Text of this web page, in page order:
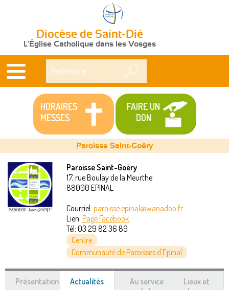
Diocèse de Saint-Dié
L'Église Catholique dans les Vosges
HORAIRES
MESSES
FAIRE UN
DON
Vous
êtes
Paroisse Saint-Goëry
Paroisse Saint-Goëry
17, rue Boulay de la Meurthe
88000 EPINAL
Courriel: paroisse.epinal@wanadoo.fr
Lien: Page Facebook
Tél: 03 29 82 36 89
Centre
Communauté de Paroisses d'Epinal
Présentation Actualités
Au service
Lieux et